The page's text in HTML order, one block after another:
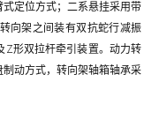
定位方式；二系悬挂采用带
向架之间装有双抗蛇行减振
Z形双拉杆牵引装置。动力转
动方式，转向架轴箱轴承采